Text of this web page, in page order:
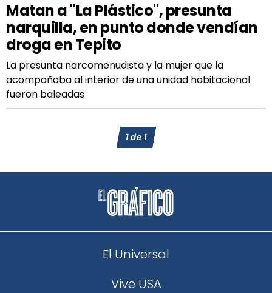
Matan a "La Plástico", presunta
narquilla, en punto donde vendían
droga en Tepito
La presunta narcomenudista y la mujer que la
acompañaba al interior de una unidad habitacional
fueron baleadas
1de1
El Universal
Vive USA